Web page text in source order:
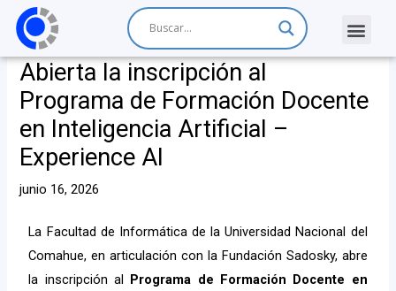
Abierta la inscripción al
Programa de Formación Docente
en Inteligencia Artificial –
Experience AI
junio 16, 2026
La Facultad de Informática de la Universidad Nacional del
Comahue, en articulación con la Fundación Sadosky, abre
la inscripción al
Programa de Formación Docente en